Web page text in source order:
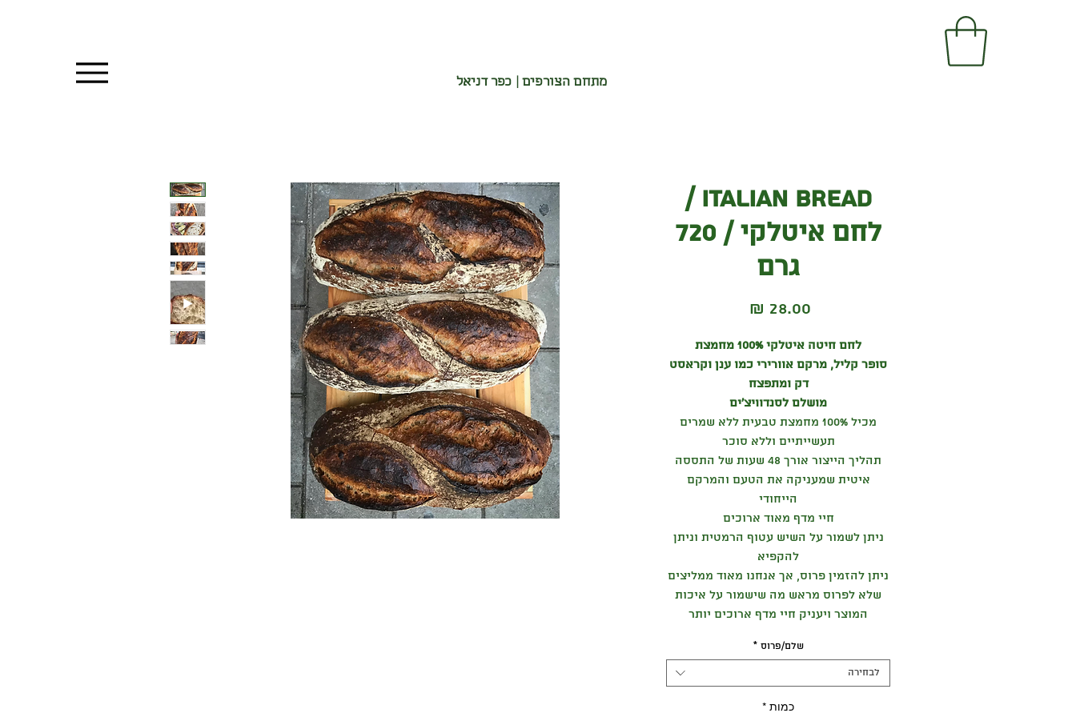
מתחם הצורפים | כפר דניאל
Italian Bread /
לחם איטלקי / 720
גרם
לחם חיטה איטלקי 100% מחמצת
סופר קליל, מרקם אוורירי כמו ענן וקראסט
דק ומתפצח
מושלם לסנדוויצ'ים
מכיל 100% מחמצת טבעית ללא שמרים
תעשייתיים וללא סוכר
תהליך הייצור אורך 48 שעות של התססה
איטית שמעניקה את הטעם והמרקם
הייחודי
חיי מדף מאוד ארוכים
ניתן לשמור על השיש עטוף הרמטית וניתן
להקפיא
ניתן להזמין פרוס, אך אנחנו מאוד ממליצים
שלא לפרוס מראש מה שישמור על איכות
המוצר ויעניק חיי מדף ארוכים יותר
שלם/פרוס *
לבחירה
כמות *